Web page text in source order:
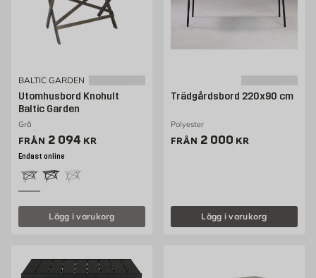
BALTIC GARDEN
Utomhusbord Knohult
Baltic Garden
Grå
FRÅN Pris 2094 kr
2 094 KR
Endast online
Lägg i varukorg
Trädgårdsbord 220x90 cm
Polyester
FRÅN Pris 2000 kr
2 000 KR
Lägg i varukorg